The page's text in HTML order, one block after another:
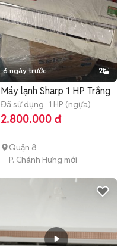
6 ngày trước 2
Máy lạnh Sharp 1 HP Trắng
Đã sử dụng 1 HP (ngựa)
2.800.000 đ
Quận 8
P. Chánh Hưng mới